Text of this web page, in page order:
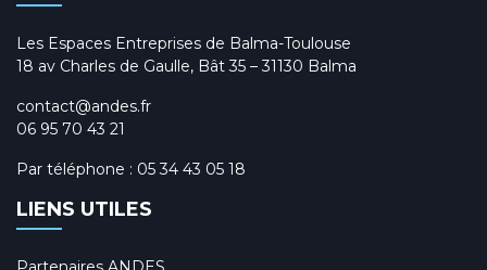
Les Espaces Entreprises de Balma-Toulouse
18 av Charles de Gaulle, Bât 35 – 31130 Balma
contact@andes.fr
06 95 70 43 21
Par téléphone : 05 34 43 05 18
LIENS UTILES